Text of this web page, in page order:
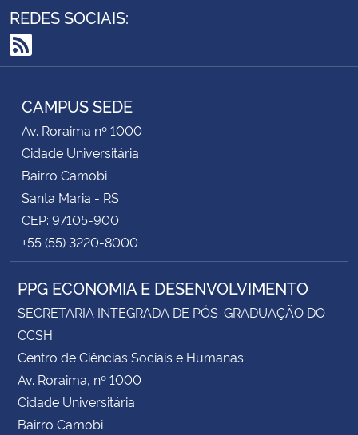
REDES SOCIAIS:
RSS
CAMPUS SEDE
Av. Roraima nº 1000
Cidade Universitária
Bairro Camobi
Santa Maria - RS
CEP: 97105-900
+55 (55) 3220-8000
PPG ECONOMIA E DESENVOLVIMENTO
SECRETARIA INTEGRADA DE PÓS-GRADUAÇÃO DO
CCSH
Centro de Ciências Sociais e Humanas
Av. Roraima, nº 1000
Cidade Universitária
Bairro Camobi